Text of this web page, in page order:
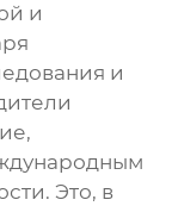
и
и
Это, в